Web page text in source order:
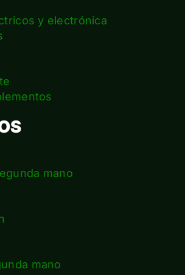
y electrónica
mano
mano